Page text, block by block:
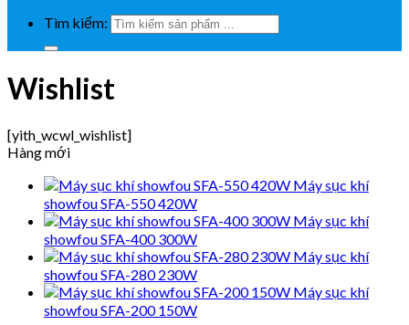
Tìm kiếm:
Wishlist
[yith_wcwl_wishlist]
Hàng mới
Máy sục khí
showfou SFA-550 420W
Máy sục khí
showfou SFA-400 300W
Máy sục khí
showfou SFA-280 230W
Máy sục khí
showfou SFA-200 150W